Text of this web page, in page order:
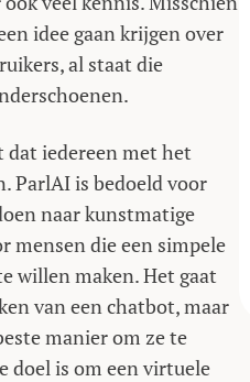
idee gaan krijgen over
al staat die
iedereen met het
ParlAI is bedoeld voor
naar kunstmatige
mensen die een simpele
willen maken. Het gaat
van een chatbot, maar
manier om ze te
doel is om een virtuele